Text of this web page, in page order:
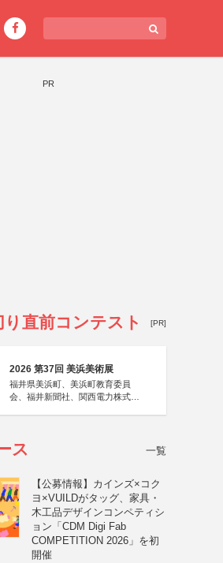
PR
り直前コンテスト [PR]
2026 第37回 美浜美術展
福井県美浜町、美浜町教育委員
会、福井新聞社、関西電力株式会
ス 一覧
【公募情報】カインズ×コク
ヨ×VUILDがタッグ、家具・
木工品デザインコンペティシ
ョン「CDM Digi Fab
COMPETITION 2026」を初
開催